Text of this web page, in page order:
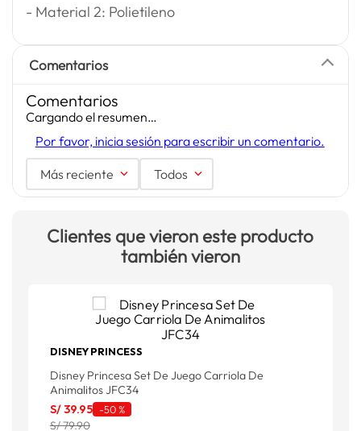
- Material 2: Polietileno
Comentarios
Comentarios
Cargando el resumen…
Por favor, inicia sesión para escribir un comentario.
Más reciente Todos
Clientes que vieron este producto
también vieron
DISNEY PRINCESS
Disney Princesa Set De Juego Carriola De
Animalitos JFC34
S/39.95 -50 %
S/ 79.90